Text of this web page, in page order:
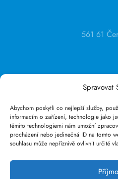
Spravovat
Abychom poskytli co nejlepší služby,
informacím o zařízení, technologie jako
těmito technologiemi nám umožní
procházení nebo jedinečná ID na tomto
souhlasu může nepříznivě ovlivnit určité
561 61
Obchodní